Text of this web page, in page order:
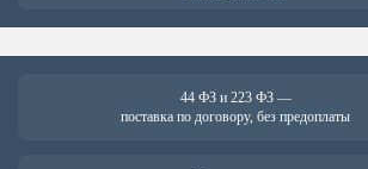
44 ФЗ и 223 ФЗ —
поставка по договору, без предоплаты